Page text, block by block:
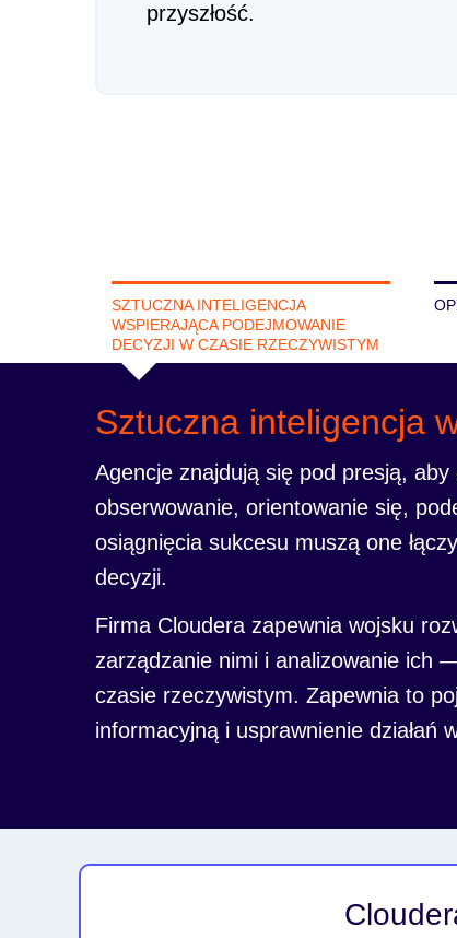
przyszłość.
SZTUCZNA INTELIGENCJA
WSPIERAJĄCA PODEJMOWANIE
DECYZJI W CZASIE RZECZYWISTYM
Sztuczna inteligencja
Agencje znajdują się pod presją,
obserwowanie, orientowanie się,
osiągnięcia sukcesu muszą one
decyzji.
Firma Cloudera zapewnia wojsku
zarządzanie nimi i analizowanie ich
czasie rzeczywistym. Zapewnia to
informacyjną i usprawnienie działań